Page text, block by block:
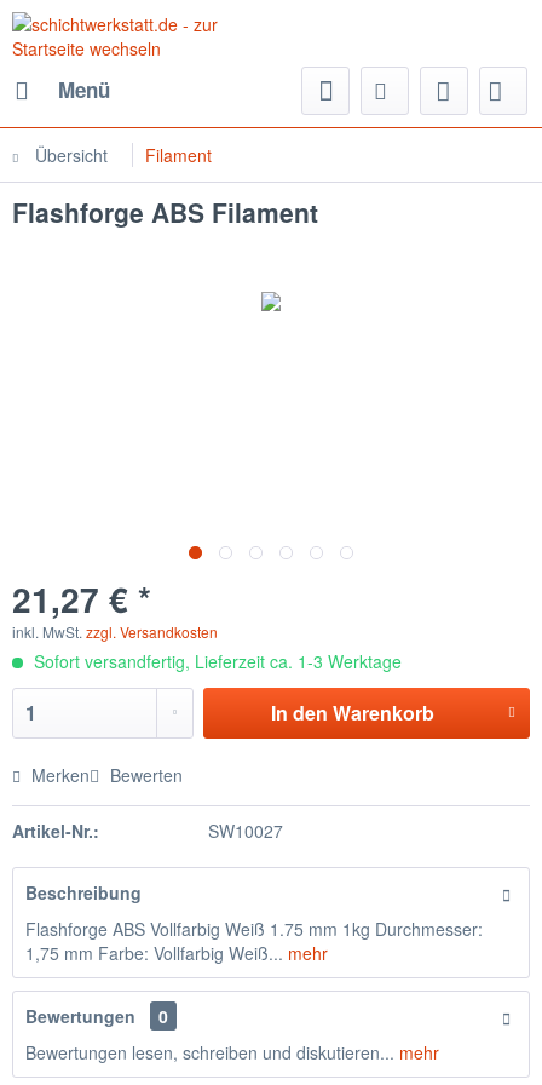
Menü
Übersicht Filament
Flashforge ABS Filament
21,27 € *
inkl. MwSt. zzgl. Versandkosten
Sofort versandfertig, Lieferzeit ca. 1-3 Werktage
In den Warenkorb
Merken Bewerten
Artikel-Nr.: SW10027
Beschreibung
Flashforge ABS Vollfarbig Weiß 1.75 mm 1kg Durchmesser:
1,75 mm Farbe: Vollfarbig Weiß... mehr
Bewertungen
0
Bewertungen lesen, schreiben und diskutieren... mehr